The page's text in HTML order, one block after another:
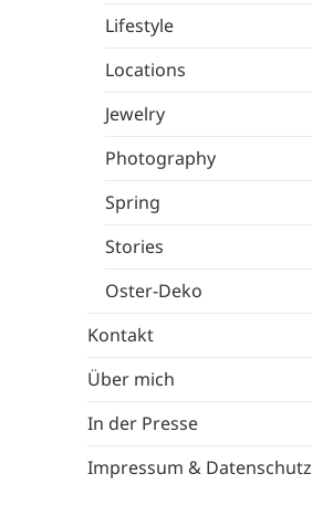
Lifestyle
Locations
Jewelry
Photography
Spring
Stories
Oster-Deko
Kontakt
Über mich
In der Presse
Impressum & Datenschutz